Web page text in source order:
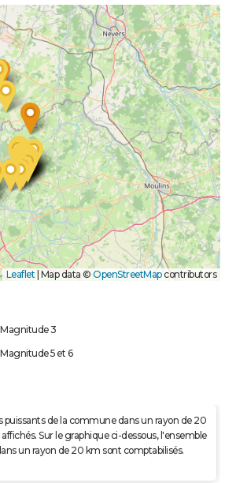
Leaflet Map data © OpenStreetMapcontributors
Magnitude 3
Magnitude 5 et 6
puissants de la commune dans un rayon de 20
Sur le graphique ci-dessous, l'ensemble
un rayon de 20 km sont comptabilisés.